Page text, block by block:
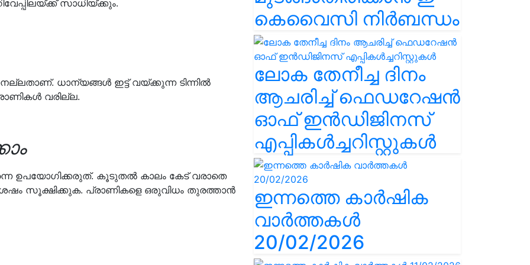
സാധിയ്ക്കും.
ധാന്യങ്ങൾ ഇട്ട് വയ്ക്കുന്ന ടിന്നിൽ
വരില്ല.
ഉപയോഗിക്കരുത്. കൂടുതൽ കാലം കേട് വരാതെ
സൂക്ഷിക്കുക. പ്രാണികളെ ഒരുവിധം തുരത്താൻ
കെവൈസി നിർബന്ധം
ലോക തേനീച്ച ദിനം
ആചരിച്ച് ഫെഡറേഷൻ
ഓഫ് ഇൻഡിജിനസ്
എപ്പികൾച്ചറിസ്റ്റുകൾ
ഇന്നത്തെ കാർഷിക
വാർത്തകൾ
20/02/2026